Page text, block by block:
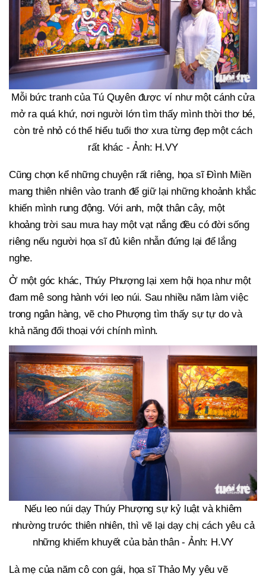
Mỗi bức tranh của Tú Quyên được ví như một cánh cửa
mở ra quá khứ, nơi người lớn tìm thấy mình thời thơ bé,
còn trẻ nhỏ có thể hiểu tuổi thơ xưa từng đẹp một cách
rất khác - Ảnh: H.VY
Cũng chọn kể những chuyện rất riêng, họa sĩ Đình Miền
mang thiên nhiên vào tranh để giữ lại những khoảnh khắc
khiến mình rung động. Với anh, một thân cây, một
khoảng trời sau mưa hay một vạt nắng đều có đời sống
riêng nếu người họa sĩ đủ kiên nhẫn đứng lại để lắng
nghe.
Ở một góc khác, Thúy Phượng lại xem hội họa như một
đam mê song hành với leo núi. Sau nhiều năm làm việc
trong ngân hàng, vẽ cho Phượng tìm thấy sự tự do và
khả năng đối thoại với chính mình.
Nếu leo núi dạy Thúy Phượng sự kỷ luật và khiêm
nhường trước thiên nhiên, thì vẽ lại dạy chị cách yêu cả
những khiếm khuyết của bản thân - Ảnh: H.VY
Là mẹ của năm cô con gái, họa sĩ Thảo My yêu vẽ